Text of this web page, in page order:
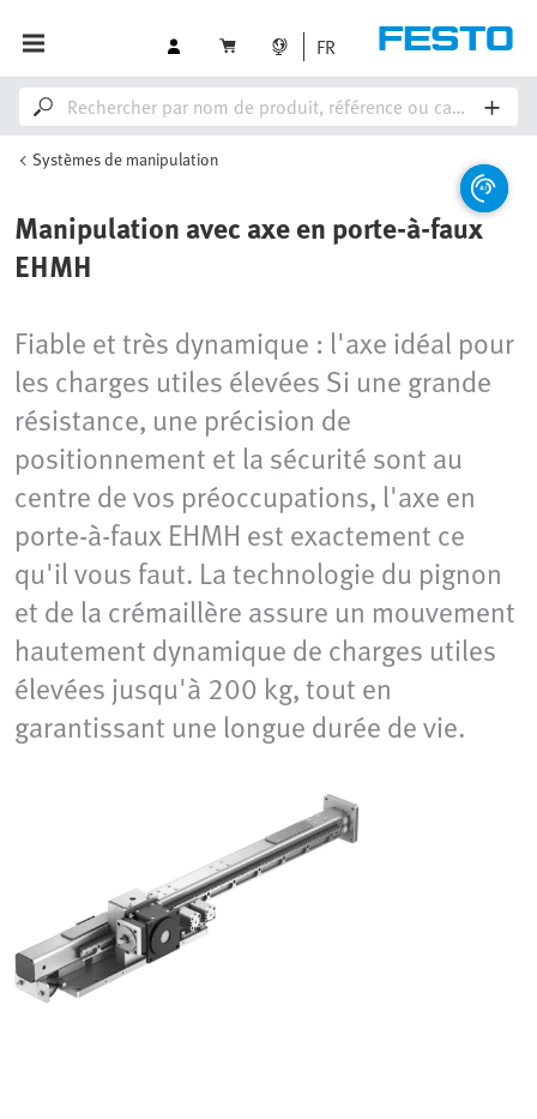
FR
Systèmes de manipulation
Manipulation avec axe en porte-à-faux
EHMH
Fiable et très dynamique : l'axe idéal pour
les charges utiles élevées Si une grande
résistance, une précision de
positionnement et la sécurité sont au
centre de vos préoccupations, l'axe en
porte-à-faux EHMH est exactement ce
qu'il vous faut. La technologie du pignon
et de la crémaillère assure un mouvement
hautement dynamique de charges utiles
élevées jusqu'à 200 kg, tout en
garantissant une longue durée de vie.